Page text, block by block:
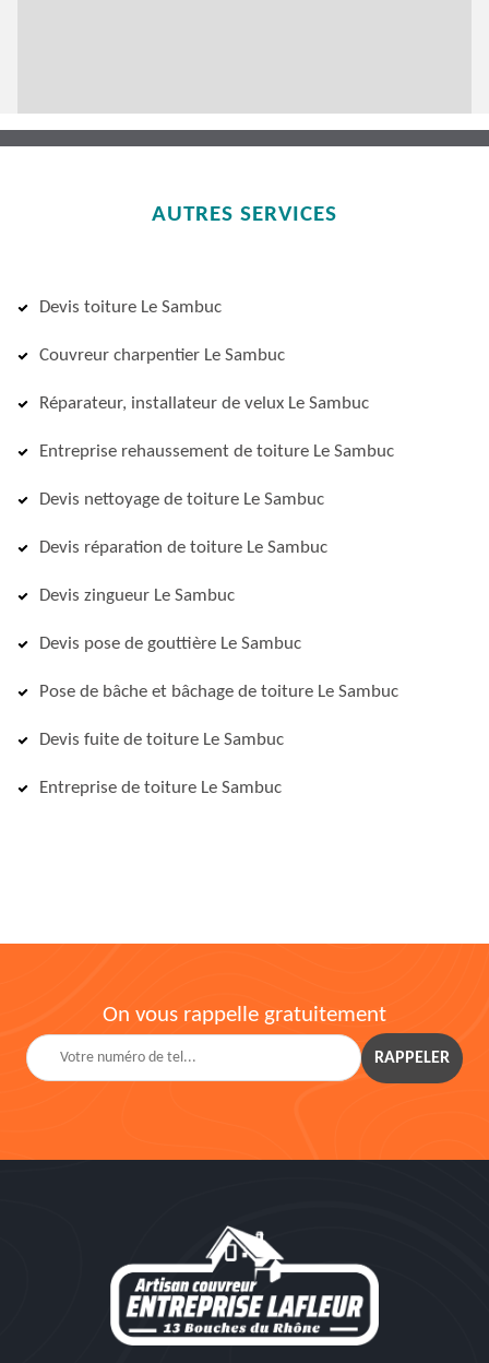
AUTRES SERVICES
Devis toiture Le Sambuc
Couvreur charpentier Le Sambuc
Réparateur, installateur de velux Le Sambuc
Entreprise rehaussement de toiture Le Sambuc
Devis nettoyage de toiture Le Sambuc
Devis réparation de toiture Le Sambuc
Devis zingueur Le Sambuc
Devis pose de gouttière Le Sambuc
Pose de bâche et bâchage de toiture Le Sambuc
Devis fuite de toiture Le Sambuc
Entreprise de toiture Le Sambuc
On vous rappelle gratuitement